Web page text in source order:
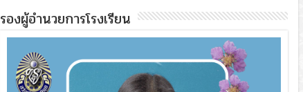
รองผู้อำนวยการโรงเรียน